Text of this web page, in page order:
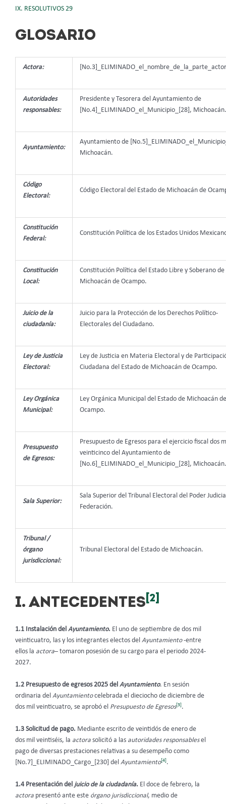
IX. RESOLUTIVOS 29
GLOSARIO
Actora:
Autoridades
responsables:
Presidente y Tesorera del Ayuntamiento de
[No.4]_ELIMINADO_el_Municipio_[28], Michoacán.
Ayuntamiento:
Ayuntamiento de
Michoacán.
Código
Electoral:
Código Electoral del Estado de Michoacán de
Constitución
Federal:
Constitución Política de los Estados Unidos
Constitución
Local:
Constitución Política del Estado Libre y Soberano de
Michoacán de Ocampo.
Juicio de la
ciudadanía:
Juicio para la Protección de los Derechos Político-
Electorales del Ciudadano.
Ley de Justicia
Electoral:
Ley de Justicia en Materia Electoral y de
Ciudadana del Estado de Michoacán de Ocampo.
Ley Orgánica
Municipal:
Ley Orgánica Municipal del Estado de Michoacán de
Ocampo.
Presupuesto
de Egresos:
Presupuesto de Egresos para el ejercicio fiscal dos
veinticinco del Ayuntamiento de
[No.6]_ELIMINADO_el_Municipio_[28], Michoacán.
Sala Superior:
Sala Superior del Tribunal Electoral del Poder
Federación.
Tribunal /
órgano
jurisdiccional:
Tribunal Electoral del Estado de Michoacán.
I. ANTECEDENTES [2]
1.1 Instalación del Ayuntamiento. El uno de septiembre de dos mil
veinticuatro, las y los integrantes electos del Ayuntamiento-entre
ellos la actora– tomaron posesión de su cargo para el periodo 2024-
2027.
1.2 Presupuesto de egresos 2025 del Ayuntamiento. En sesión
ordinaria del Ayuntamientocelebrada el dieciocho de diciembre de
dos mil veinticuatro, se aprobó el Presupuesto de Egresos[3].
1.3 Solicitud de pago. Mediante escrito de veintidós de enero de
dos mil veintiséis, la actora solicitó a las autoridades responsablesel
pago de diversas prestaciones relativas a su desempeño como
[No.7]_ELIMINADO_Cargo_[230] del Ayuntamiento[4].
1.4 Presentación del juicio de la ciudadanía. El doce de febrero, la
actora presentó ante este órgano jurisdiccional, medio de